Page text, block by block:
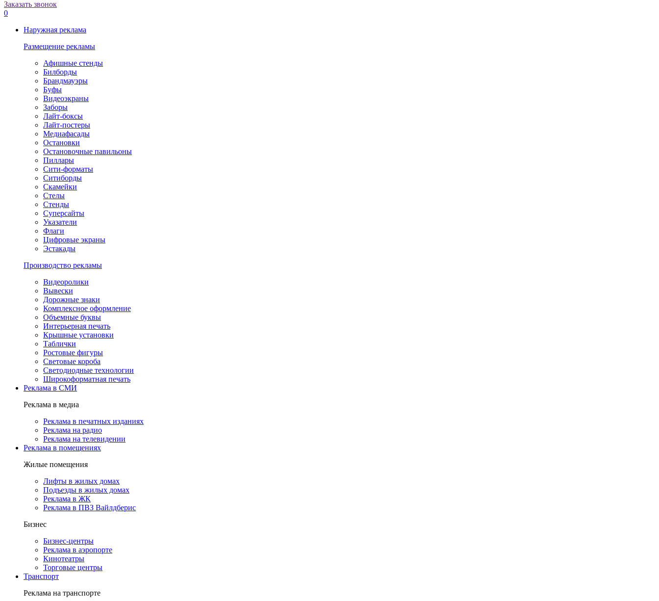
Заказать звонок
0
Наружная реклама
Размещение рекламы
Афишные стенды
Билборды
Брандмауэры
Буфы
Видеоэкраны
Заборы
Лайт-боксы
Лайт-постеры
Медиафасады
Остановки
Остановочные павильоны
Пиллары
Сити-форматы
Ситиборды
Скамейки
Стелы
Стенды
Суперсайты
Указатели
Флаги
Цифровые экраны
Эстакады
Производство рекламы
Видеоролики
Вывески
Дорожные знаки
Комплексное оформление
Объемные буквы
Интерьерная печать
Крышные установки
Таблички
Ростовые фигуры
Световые короба
Светодиодные технологии
Широкоформатная печать
Реклама в СМИ
Реклама в медиа
Реклама в печатных изданиях
Реклама на радио
Реклама на телевидении
Реклама в помещениях
Жилые помещения
Лифты в жилых домах
Подъезды в жилых домах
Реклама в ЖК
Реклама в ПВЗ Вайлдберис
Бизнес
Бизнес-центры
Реклама в аэропорте
Кинотеатры
Торговые центры
Транспорт
Реклама на транспорте